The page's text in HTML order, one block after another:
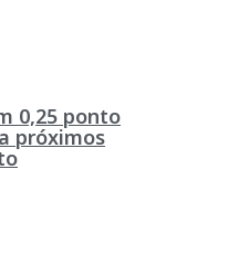
0,25 ponto
próximos